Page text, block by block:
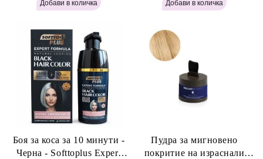
Боя за коса за 10 минути -
Черна - Softtoplus Expert
Пудра за мигновено
покритие на израснали